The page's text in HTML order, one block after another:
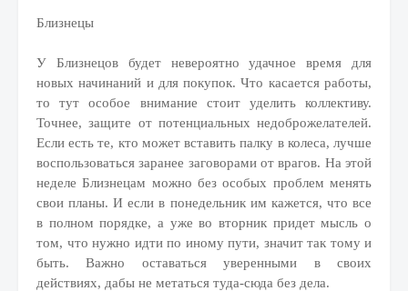
Близнецы
У Близнецов будет невероятно удачное время для
новых начинаний и для покупок. Что касается работы,
то тут особое внимание стоит уделить коллективу.
Точнее, защите от потенциальных недоброжелателей.
Если есть те, кто может вставить палку в колеса, лучше
воспользоваться заранее заговорами от врагов. На этой
неделе Близнецам можно без особых проблем менять
свои планы. И если в понедельник им кажется, что все
в полном порядке, а уже во вторник придет мысль о
том, что нужно идти по иному пути, значит так тому и
быть. Важно оставаться уверенными в своих
действиях, дабы не метаться туда-сюда без дела.